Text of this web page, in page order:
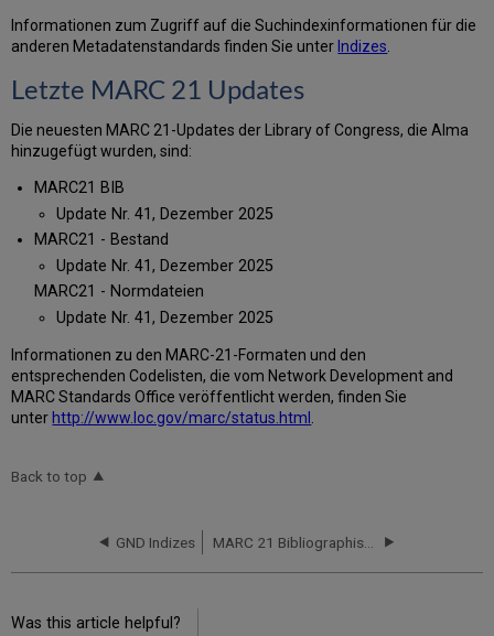
Informationen zum Zugriff auf die Suchindexinformationen für die
anderen Metadatenstandards finden Sie unter Indizes
Letzte MARC 21 Updates
Die neuesten MARC 21-Updates der Library of Congress, die Alma
hinzugefügt wurden, sind:
MARC21 BIB
Update Nr. 41, Dezember 2025
MARC21 - Bestand
Update Nr. 41, Dezember 2025
MARC21 - Normdateien
Update Nr. 41, Dezember 2025
Informationen zu den MARC-21-Formaten und den
entsprechenden Codelisten, die vom Network Development and
MARC Standards Office veröffentlicht werden, finden Sie
unter http://www.loc.gov/marc/status.html .
Back to top
GND Indizes MARC 21 Bibliographisch Alle Titel - Suche
Was this article helpful?